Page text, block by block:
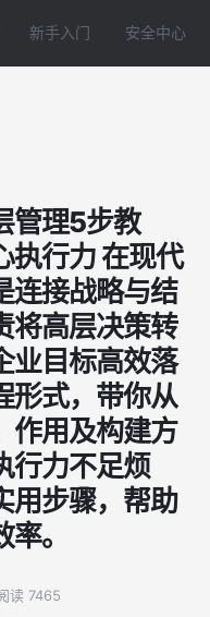
新手入门 安全中心
管理5步教
执行力 在现代
连接战略与结
将高层决策转
业目标高效落
形式，带你从
作用及构建方
行力不足烦
用步骤，帮助
。
读 7465